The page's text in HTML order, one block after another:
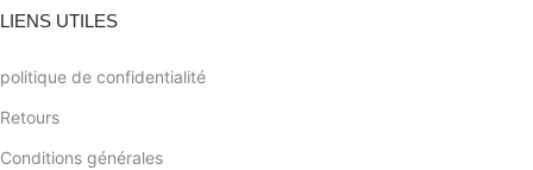
LIENS UTILES
politique de confidentialité
Retours
Conditions générales